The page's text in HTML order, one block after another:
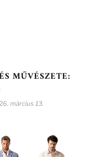
MŰVÉSZETE:
március 13.